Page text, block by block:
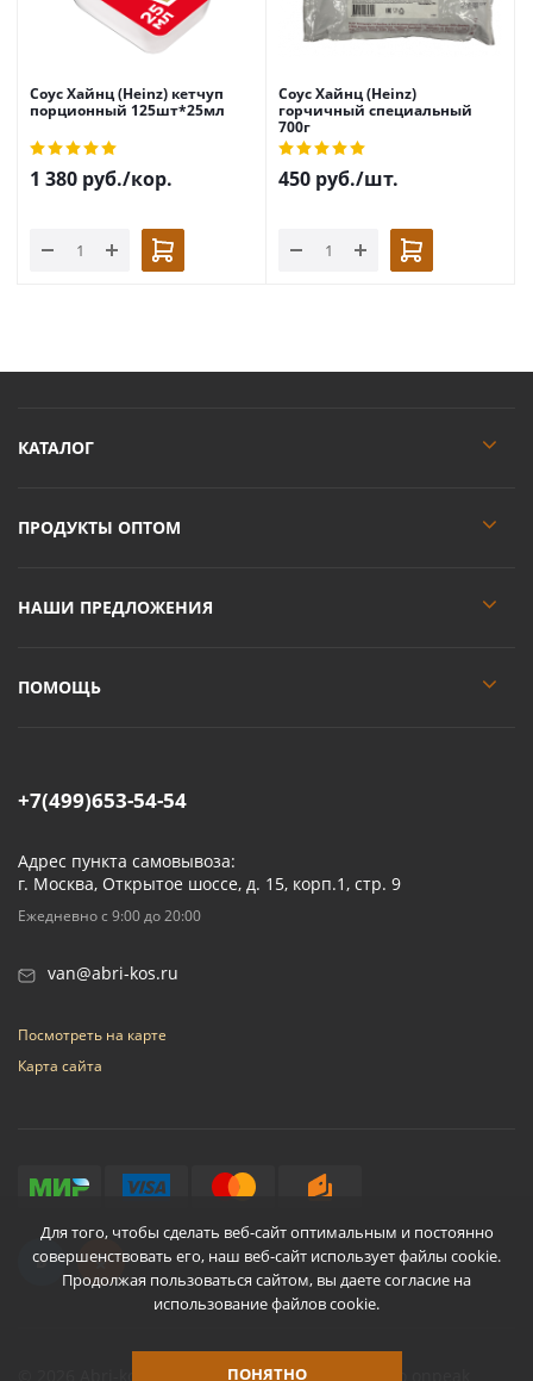
Для того, чтобы сделать веб-сайт оптимальным и постоянно
совершенствовать его, наш веб-сайт использует файлы cookie.
Продолжая пользоваться сайтом, вы даете согласие на
использование файлов cookie.
ПОНЯТНО
Соус Хайнц (Heinz) кетчуп
порционный 125шт*25мл
1 380 руб./кор.
Соус Хайнц (Heinz)
горчичный специальный
700г
450 руб./шт.
КАТАЛОГ
ПРОДУКТЫ ОПТОМ
НАШИ ПРЕДЛОЖЕНИЯ
ПОМОЩЬ
+7(499)653-54-54
Адрес пункта самовывоза:
г. Москва, Открытое шоссе, д. 15, корп.1, стр. 9
Ежедневно с 9:00 до 20:00
van@abri-kos.ru
Посмотреть на карте
Карта сайта
Разработано